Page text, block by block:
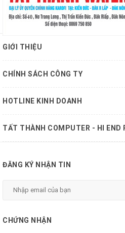
GIỚI THIỆU
CHÍNH SÁCH CÔNG TY
HOTLINE KINH DOANH
TẤT THÀNH COMPUTER - HI END
ĐĂNG KÝ NHẬN TIN
CHỨNG NHẬN